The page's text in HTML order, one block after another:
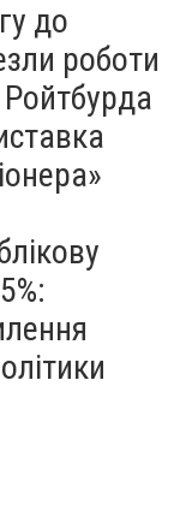
до
роботи